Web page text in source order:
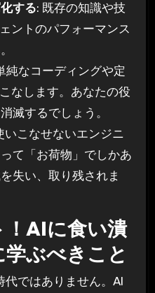
する: 既存の知識や技
ントのパフォーマンス
純なコーディングや定
なします。あなたの役
滅するでしょう。
いこなせないエンジニ
て「お荷物」でしかあ
失い、取り残されま
AIに食い潰
ぶべきこと
代ではありません。AI